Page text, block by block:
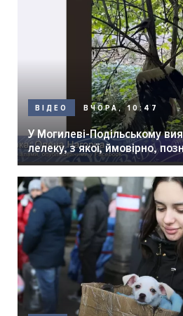
ВІДЕО ВЧОРА, 10:47
У Могилеві-Подільському
лелеку, з якої, ймовірно,